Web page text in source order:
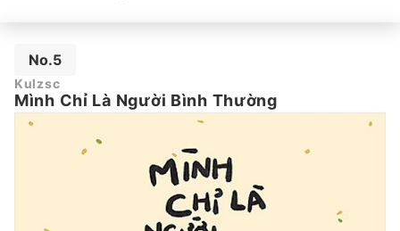
No.5
Kulzsc
Mình Chỉ Là Người Bình Thường